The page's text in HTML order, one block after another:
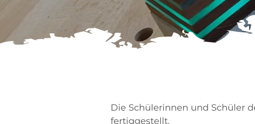
Die Schülerinnen und Schüler
fertiggestellt.